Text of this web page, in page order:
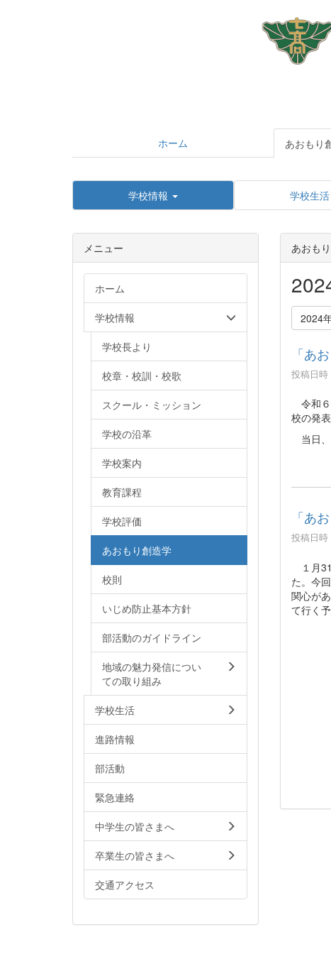
ホーム あおもり
学校情報 学校生活
あおも
2024
「あ
投稿日
令和６
校の発
当日
「あ
投稿日
１月
た。今
関心が
て行く予
メニュー
ホーム
学校情報
学校長より
校章・校訓・校歌
スクール・ミッション
学校の沿革
学校案内
教育課程
学校評価
あおもり創造学
校則
いじめ防止基本方針
部活動のガイドライン
地域の魅力発信につい
ての取り組み
学校生活
進路情報
部活動
緊急連絡
中学生の皆さまへ
卒業生の皆さまへ
交通アクセス